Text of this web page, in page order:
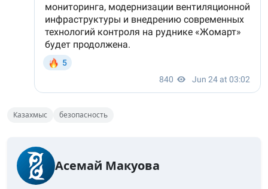
Казахмыс безопасность
Асемай Макуова